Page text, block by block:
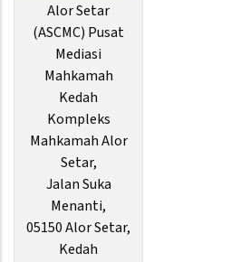
Alor Setar
(ASCMC) Pusat
Mediasi
Mahkamah
Kedah
Kompleks
Mahkamah Alor
Setar,
Jalan Suka
Menanti,
05150 Alor Setar,
Kedah